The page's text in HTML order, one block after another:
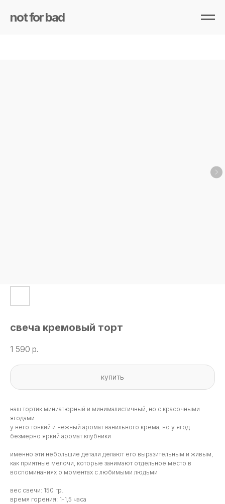
not for bad
свеча кремовый торт
1 590 р.
купить
наш тортик миниатюрный и минималистичный, но с красочными
ягодами
у него тонкий и нежный аромат ванильного крема, но у ягод
безмерно яркий аромат клубники
именно эти небольшие детали делают его выразительным и живым,
как приятные мелочи, которые занимают отдельное место в
воспоминаниях о моментах с любимыми людьми
вес свечи: 150 гр.
время горения: 1-1,5 часа